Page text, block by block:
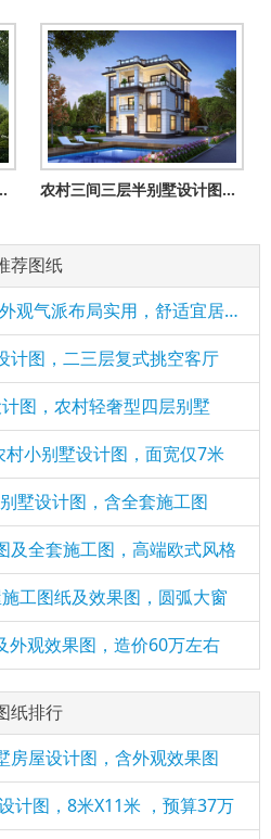
商铺二三四住宅） 农村三间三层半别墅设计图，舒适宽敞时尚经济，居住生活方便舒
荐图纸
四层复式别墅设计方案，外观气派布局实用，舒适宜居美极了！
计图，二三层复式挑空客厅
图，农村轻奢型四层别墅
小别墅设计图，面宽仅7米
墅设计图，含全套施工图
及全套施工图，高端欧式风格
工图纸及效果图，圆弧大窗
外观效果图，造价60万左右
纸排行
房屋设计图，含外观效果图
计图，8米X11米 ，预算37万